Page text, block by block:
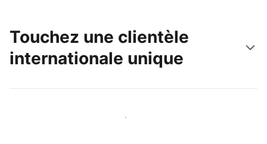
Touchez une clientèle
internationale unique
Touchez une nouvelle clientèle dès aujourd'hui